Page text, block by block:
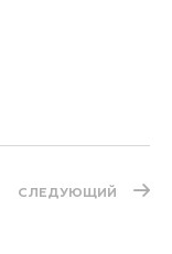
СЛЕДУЮЩИЙ